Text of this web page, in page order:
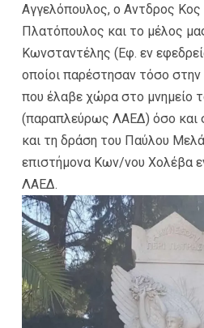
Αγγελόπουλος, ο Αντδρος
Πλατόπουλος και το μέλος
Κωνσταντέλης (Εφ. εν
οποίοι παρέστησαν τόσο στην
που έλαβε χώρα στο μνημείο
(παραπλεύρως ΛΑΕΔ) όσο και
και τη δράση του Παύλου
επιστήμονα Κων/νου Χολέβα
ΛΑΕΔ.